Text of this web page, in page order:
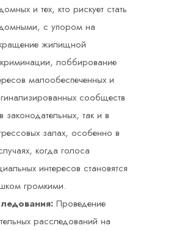
и тех, кто рискует стать
с упором на
жилищной
лоббирование
малообеспеченных и
сообществ
законодательных, так и в
залах, особенно в
когда голоса
интересов становятся
громкими.
Проведение
расследований на